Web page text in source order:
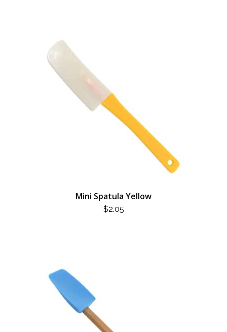
Mini Spatula Yellow
$2.05